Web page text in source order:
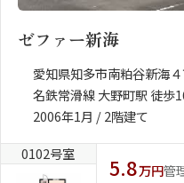
ゼファー新海
愛知県知多市南粕谷新海
名鉄常滑線 大野町駅 徒歩
2006年1月 / 2階建て
0102号室
5.8万円管